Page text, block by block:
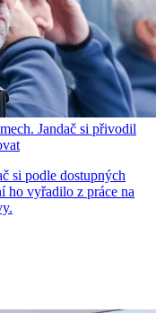
Jandač si přivodil
si podle dostupných
ho vyřadilo z práce na